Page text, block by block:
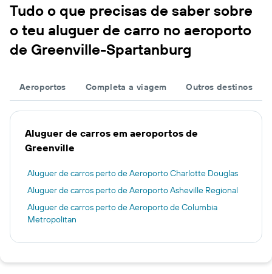
Tudo o que precisas de saber sobre
o teu aluguer de carro no aeroporto
de Greenville-Spartanburg
Aeroportos Completa a viagem Outros destinos
Aluguer de carros em aeroportos de
Greenville
Aluguer de carros perto de Aeroporto Charlotte Douglas
Aluguer de carros perto de Aeroporto Asheville Regional
Aluguer de carros perto de Aeroporto de Columbia
Metropolitan